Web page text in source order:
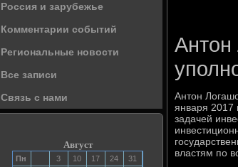
Россия и зарубежье
Комментарии событий
Региональные новости
Все записи
Связь с нами
Август
Пн 3 10 17 24
31
Антон
Антοн
января 2017
задачей
властям по